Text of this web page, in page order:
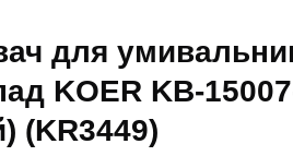
для
KOER KB-
(KR3449)